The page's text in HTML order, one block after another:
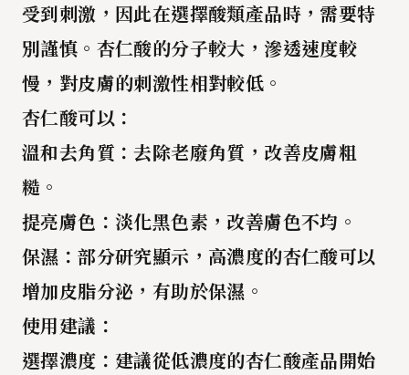
受到刺激，因此在選擇酸類產品時，需要特
別謹慎。 杏仁酸的分子較大，滲透速度較
慢，對皮膚的刺激性相對較低。
杏仁酸可以 ：
溫和去角質 ：去除老廢角質，改善皮膚粗
糙。
提亮膚色 ：淡化黑色素，改善膚色不均。
保濕 ：部分研究顯示，高濃度的杏仁酸可以
增加皮脂分泌，有助於保濕。
使用建議 ：
選擇濃度 ：建議從低濃度的杏仁酸產品開始